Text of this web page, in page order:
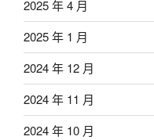
2025 年 4 月
2025 年 1 月
2024 年 12 月
2024 年 11 月
2024 年 10 月